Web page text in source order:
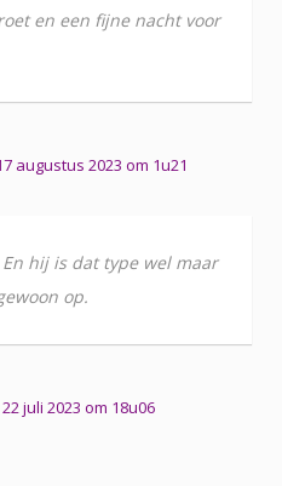
en een fijne nacht voor
augustus 2023 om 1u21
hij is dat type wel maar
op.
juli 2023 om 18u06